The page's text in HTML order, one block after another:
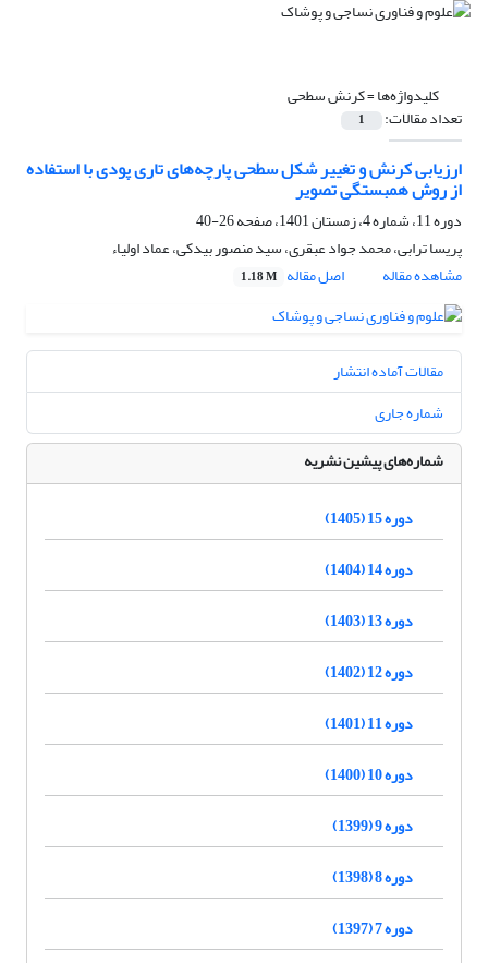
کلیدواژه‌ها =کرنش سطحی
تعداد مقالات: 1
ارزیابی کرنش و تغییر شکل سطحی پارچه‌های تاری پودی با استفاده
از روش همبستگی تصویر
دوره 11، شماره 4، زمستان 1401، صفحه
26-40
پریسا ترابی، محمد جواد عبقری، سید منصور بیدکی، عماد اولیاء
مشاهده مقاله
اصل مقاله 1.18 M
مقالات آماده انتشار
شماره جاری
شماره‌های پیشین نشریه
دوره 15 (1405)
دوره 14 (1404)
دوره 13 (1403)
دوره 12 (1402)
دوره 11 (1401)
دوره 10 (1400)
دوره 9 (1399)
دوره 8 (1398)
دوره 7 (1397)